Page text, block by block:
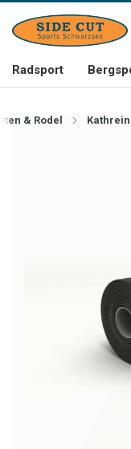
Radsport
& Rodel Kathrein